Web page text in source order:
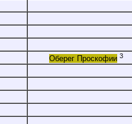
Оберег Проскофии 3